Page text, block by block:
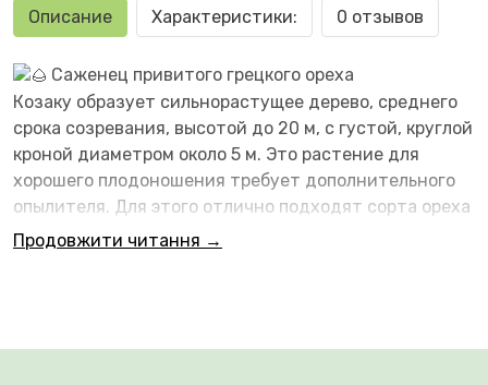
Описание Характеристики: 0 отзывов
Саженец привитого грецкого ореха
Козаку образует сильнорастущее дерево, среднего
срока созревания, высотой до 20 м, с густой, круглой
кроной диаметром около 5 м. Это растение для
хорошего плодоношения требует дополнительного
опылителя. Для этого отлично подходят сорта ореха
Костюженский и Каларашский. Плодоношение у
Продовжити читання →